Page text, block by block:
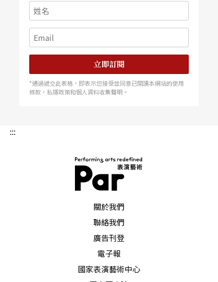
立即訂閱
*通過遞交此表格，即表示您接受並同意已閱讀本網站的使用
條款，私隱政策和個人資料收集聲明。
:::
關於我們
聯絡我們
廣告刊登
電子報
國家表演藝術中心